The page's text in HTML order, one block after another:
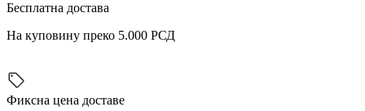
Бесплатна достава
На куповину преко 5.000 РСД
Фиксна цена доставе